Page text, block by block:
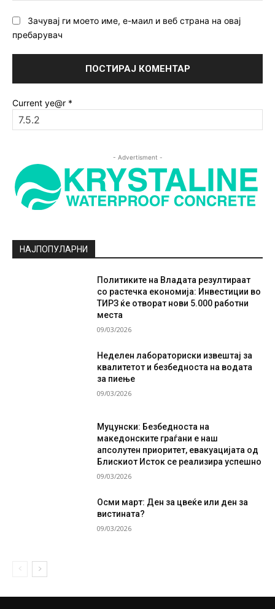
Зачувај ги моето име, е-маил и веб страна на овај
пребарувач
Current ye@r *
- Advertisment -
НАЈПОПУЛАРНИ
Политиките на Владата резултираат
со растечка економија: Инвестиции во
ТИРЗ ќе отворат нови 5.000 работни
места
09/03/2026
Неделен лабораториски извештај за
квалитетот и безбедноста на водата
за пиење
09/03/2026
Муцунски: Безбедноста на
македонските граѓани е наш
апсолутен приоритет, евакуацијата од
Блискиот Исток се реализира успешно
09/03/2026
Осми март: Ден за цвеќе или ден за
вистината?
09/03/2026